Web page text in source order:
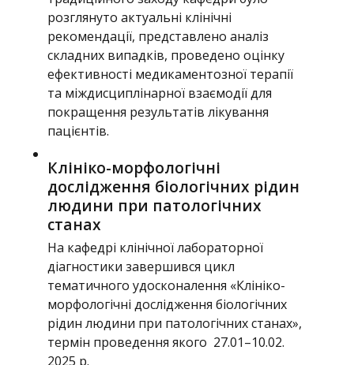
розглянуто актуальні клінічні
рекомендації, представлено аналіз
складних випадків, проведено оцінку
ефективності медикаментозної терапії
та міждисциплінарної взаємодії для
покращення результатів лікування
пацієнтів.
Клініко-морфологічні
дослідження біологічних рідин
людини при патологічних
станах
На кафедрі клінічної лабораторної
діагностики завершився цикл
тематичного удосконалення «Клініко-
морфологічні дослідження біологічних
рідин людини при патологічних станах»,
термін проведення якого 27.01–10.02.
2025 р.